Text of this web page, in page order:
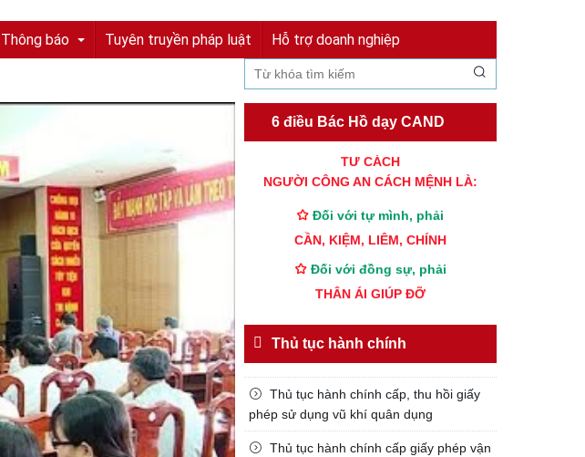
Đăng nhập Đăng ký
Thông báo
Quyết định truy nã
Quyết định đình nã
Tìm chủ sở hữu
Tìm tung tích nạn nhân
Tin tức từ UBND tỉnh
Thông báo từ UBND tỉnh
Tuyên truyền pháp luật Hỗ trợ doanh nghiệp
6 điều Bác Hồ dạy CAND
NGƯỜI CÔNG AN CÁCH MỆNH LÀ:
CẦN, KIỆM, LIÊM, CHÍNH
THÂN ÁI GIÚP ĐỠ
Đối với nhân dân, phải
KÍNH TRỌNG LỄ PHÉP
Đối với công việc, phải
TẬN TỤY
Thủ tục hành chính
Thủ tục hành chính cấp, thu hồi giấy
phép sử dụng vũ khí quân dụng
Thủ tục hành chính cấp giấy phép vận